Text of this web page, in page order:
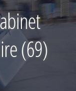
(69)